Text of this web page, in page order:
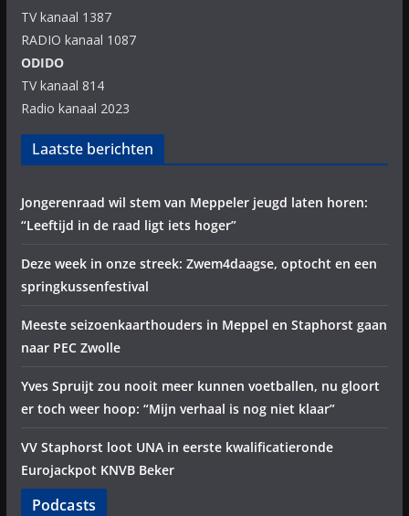
TV kanaal 1387
RADIO kanaal 1087
ODIDO
TV kanaal 814
Radio kanaal 2023
Laatste berichten
Jongerenraad wil stem van Meppeler jeugd laten horen:
“Leeftijd in de raad ligt iets hoger”
Deze week in onze streek: Zwem4daagse, optocht en een
springkussenfestival
Meeste seizoenkaarthouders in Meppel en Staphorst gaan
naar PEC Zwolle
Yves Spruijt zou nooit meer kunnen voetballen, nu gloort
er toch weer hoop: “Mijn verhaal is nog niet klaar”
VV Staphorst loot UNA in eerste kwalificatieronde
Eurojackpot KNVB Beker
Podcasts